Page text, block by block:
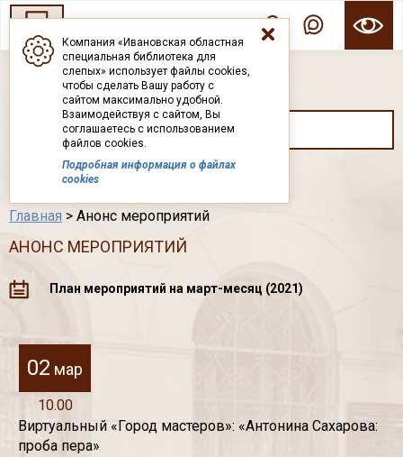
Компания «Ивановская областная
специальная библиотека для
слепых» использует файлы cookies,
чтобы сделать Вашу работу с
сайтом максимально удобной.
Взаимодействуя с сайтом, Вы
соглашаетесь с использованием
файлов cookies.
Подробная информация о файлах
cookies
ГОСУДАРСТВЕННОЕ БЮДЖЕТНОЕ УЧРЕЖДЕНИЕ ИВАНОВСКОЙ ОБЛАСТИ
ИВАНОВСКАЯ ОБЛАСТНАЯ СПЕЦИАЛЬНАЯ
БИБЛИОТЕКА ДЛЯ СЛЕПЫХ
Каталог
Главная > Анонс мероприятий
АНОНС МЕРОПРИЯТИЙ
План мероприятий на март-месяц (2021)
02 мар
10.00
Виртуальный «Город мастеров»: «Антонина Сахарова:
проба пера»